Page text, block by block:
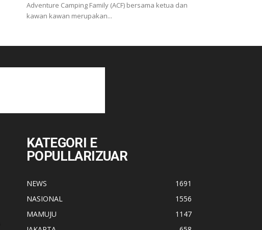
Adventure Camping Family (ACF) bersama ketua dan
kawan kawan merupakan...
KATEGORI E
POPULLARIZUAR
NEWS
1691
NASIONAL
1556
MAMUJU
1147